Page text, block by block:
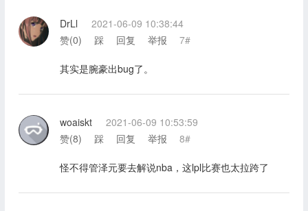
DrLl
2021-06-09 10:38:44
赞(0) 踩 回复 举报 7#
其实是腕豪出bug了。
woaiskt
2021-06-09 10:53:59
赞(8) 踩 回复 举报 8#
怪不得管泽元要去解说nba，这lpl比赛也太拉跨了